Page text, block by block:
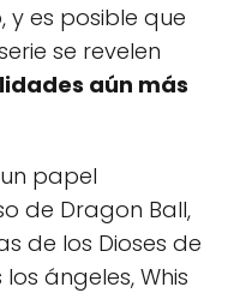
y es posible que
se revelen
aún más
papel
de Dragon Ball,
de los Dioses de
ángeles, Whis